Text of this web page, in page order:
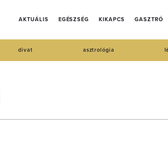
AKTUÁLIS EGÉSZSÉG KIKAPCS GASZTRÓ
divat asztrológia